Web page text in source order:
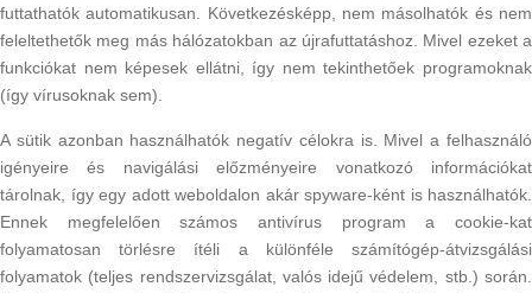
futtathatók automatikusan. Következésképp, nem másolhatók és nem
feleltethetők meg más hálózatokban az újrafuttatáshoz. Mivel ezeket a
funkciókat nem képesek ellátni, így nem tekinthetőek programoknak
(így vírusoknak sem).
A sütik azonban használhatók negatív célokra is. Mivel a felhasználó
igényeire és navigálási előzményeire vonatkozó információkat
tárolnak, így egy adott weboldalon akár spyware-ként is használhatók.
Ennek megfelelően számos antivírus program a cookie-kat
folyamatosan törlésre ítéli a különféle számítógép-átvizsgálási
folyamatok (teljes rendszervizsgálat, valós idejű védelem, stb.) során.